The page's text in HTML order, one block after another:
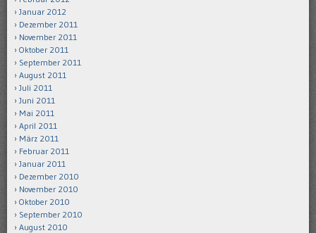
Januar 2012
Dezember 2011
November 2011
Oktober 2011
September 2011
August 2011
Juli 2011
Juni 2011
Mai 2011
April 2011
März 2011
Februar 2011
Januar 2011
Dezember 2010
November 2010
Oktober 2010
September 2010
August 2010